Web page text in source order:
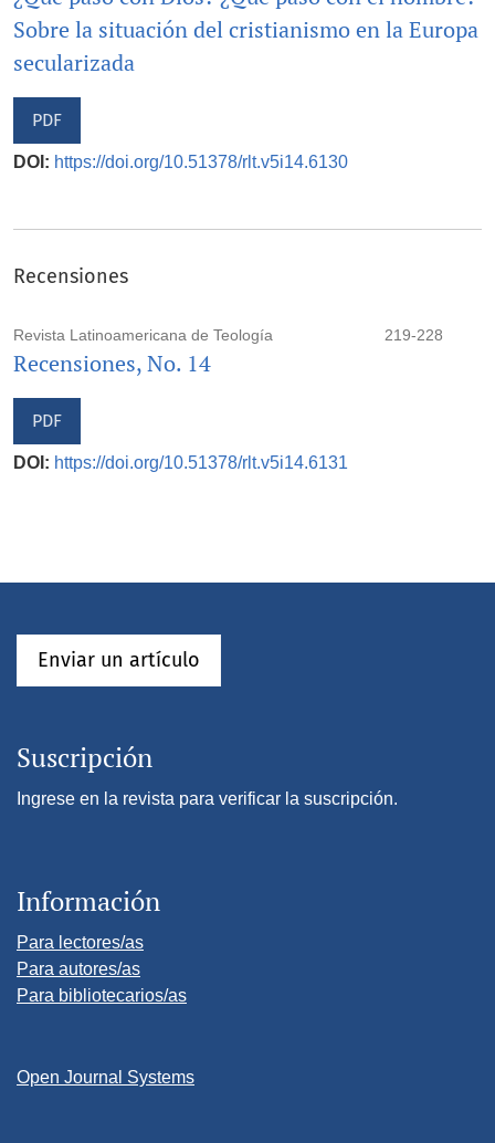
Sobre la situación del cristianismo en la Europa
secularizada
PDF
DOI: https://doi.org/10.51378/rlt.v5i14.6130
Recensiones
Revista Latinoamericana de Teología 219-228
Recensiones, No. 14
PDF
DOI: https://doi.org/10.51378/rlt.v5i14.6131
Enviar un artículo
Suscripción
Ingrese en la revista para verificar la suscripción.
Información
Para lectores/as
Para autores/as
Para bibliotecarios/as
Open Journal Systems